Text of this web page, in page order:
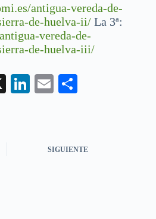
antigua-vereda-de-
de-huelva-ii/ La 3ª:
vereda-de-
de-huelva-iii/
X
Li
E
pa
SIGUIENTE